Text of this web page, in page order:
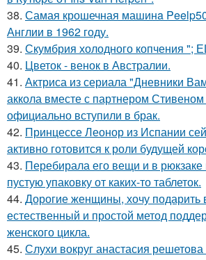
38. Самая крошечная машинa
Англии в 1962 году.
39. Скумбрия холодного копчения ";
40. Цветок - венок в Австралии.
41. Актриса из сериала "Дневники
аккола вместе с партнером
официально вступили в брак.
42. Принцессе Леонор из Испании
активно готовится к роли будущей
43. Перебирала его вещи и в рюкзаке
пустую упаковку от каких-то таблеток.
44. Дорогие женщины, хочу подарить
естественный и простой метод
женского цикла.
45. Слухи вокруг анастасия